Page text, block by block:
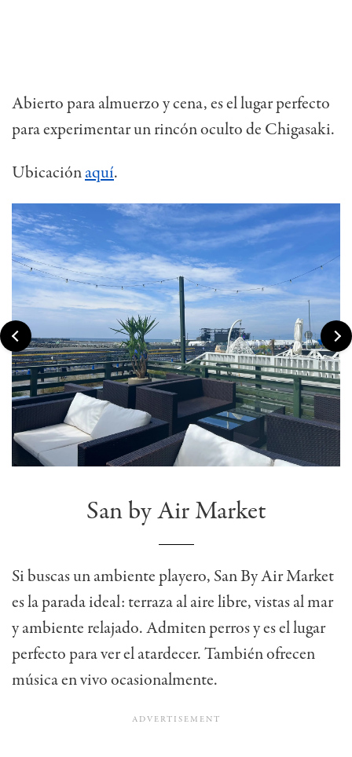
Abierto para almuerzo y cena, es el lugar perfecto
para experimentar un rincón oculto de Chigasaki.
Ubicaciónaquí.
San by Air Market
Si buscas un ambiente playero, San By Air Market
es la parada ideal: terraza al aire libre, vistas al mar
y ambiente relajado. Admiten perros y es el lugar
perfecto para ver el atardecer. También ofrecen
música en vivo ocasionalmente.